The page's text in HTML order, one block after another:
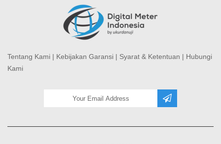
Tentang Kami | Kebijakan Garansi | Syarat & Ketentuan | Hubungi
Kami